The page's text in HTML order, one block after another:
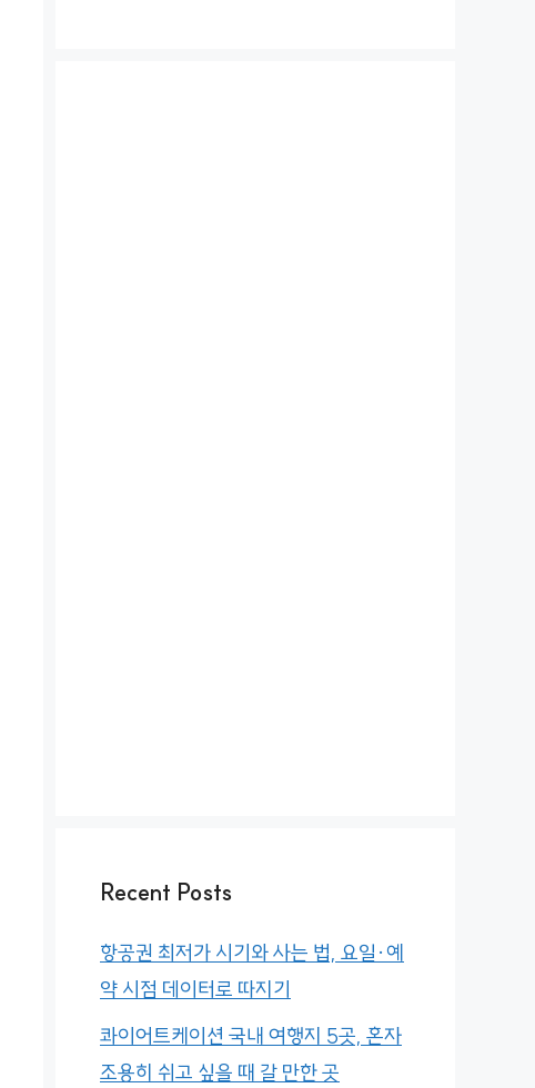
Recent Posts
항공권 최저가 시기와 사는 법, 요일·예
약 시점 데이터로 따지기
콰이어트케이션 국내 여행지 5곳, 혼자
조용히 쉬고 싶을 때 갈 만한 곳